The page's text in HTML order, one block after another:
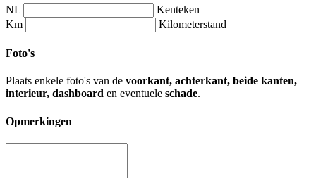
NL
Kenteken
Km
Kilometerstand
Foto's
Plaats enkele foto's van de voorkant, achterkant, beide kanten,
interieur, dashboard en eventuele schade.
Opmerkingen